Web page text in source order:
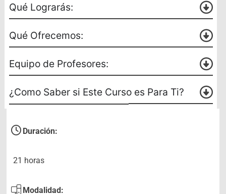
Qué Lograrás:
Qué Ofrecemos:
Equipo de Profesores:
¿Como Saber si Este Curso es Para Ti?
Duración:
21 horas
Modalidad: